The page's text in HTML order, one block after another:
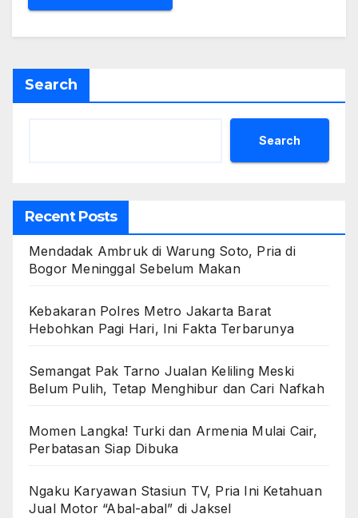
Search
Search
Recent Posts
Mendadak Ambruk di Warung Soto, Pria di
Bogor Meninggal Sebelum Makan
Kebakaran Polres Metro Jakarta Barat
Hebohkan Pagi Hari, Ini Fakta Terbarunya
Semangat Pak Tarno Jualan Keliling Meski
Belum Pulih, Tetap Menghibur dan Cari Nafkah
Momen Langka! Turki dan Armenia Mulai Cair,
Perbatasan Siap Dibuka
Ngaku Karyawan Stasiun TV, Pria Ini Ketahuan
Jual Motor “Abal-abal” di Jaksel